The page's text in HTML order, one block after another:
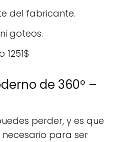
del fabricante.
goteos.
de 360º –
perder, y es que
para ser